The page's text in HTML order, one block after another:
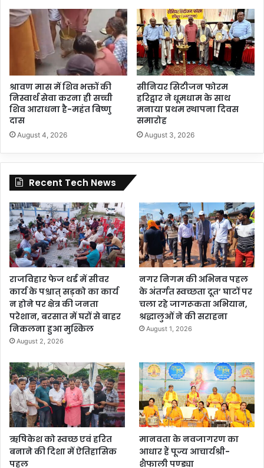
श्रावण मास में शिव भक्तों की
निस्वार्थ सेवा करना ही सच्ची
शिव आराधना है-महंत बिष्णु
दास
August 4, 2026
सीनियर सिटीजन फोरम
हरिद्वार ने धूमधाम के साथ
मनाया प्रथम स्थापना दिवस
समारोह
August 3, 2026
Recent Tech News
राजविहार फेज थर्ड में सीवर
कार्य के पश्चात् सड़को का कार्य
न होने पर क्षेत्र की जनता
परेशान, बरसात में घरों से बाहर
निकलना हुआ मुश्किल
August 2, 2026
नगर निगम की अभिनव पहल
के अंतर्गत स्वच्छता दूत’ घाटों पर
चला रहे जागरूकता अभियान,
श्रद्धालुओं ने की सराहना
August 1, 2026
ऋषिकेश को स्वच्छ एवं हरित
बनाने की दिशा में ऐतिहासिक
पहल
मानवता के नवजागरण का
आधार हैं पूज्य आचार्यश्री-
शैफाली पण्ड्या